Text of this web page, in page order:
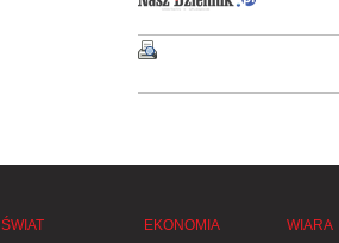
ŚWIAT
EKONOMIA
WIARA